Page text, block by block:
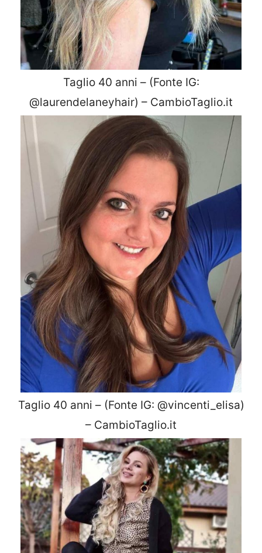
Taglio 40 anni – (Fonte IG:
@laurendelaneyhair) – CambioTaglio.it
Taglio 40 anni – (Fonte IG: @vincenti_elisa)
– CambioTaglio.it